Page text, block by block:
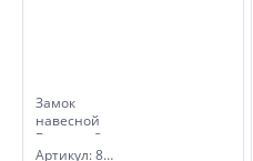
Замок
навесной
Бастион-3,
П., сталь,
Артикул: 8113080